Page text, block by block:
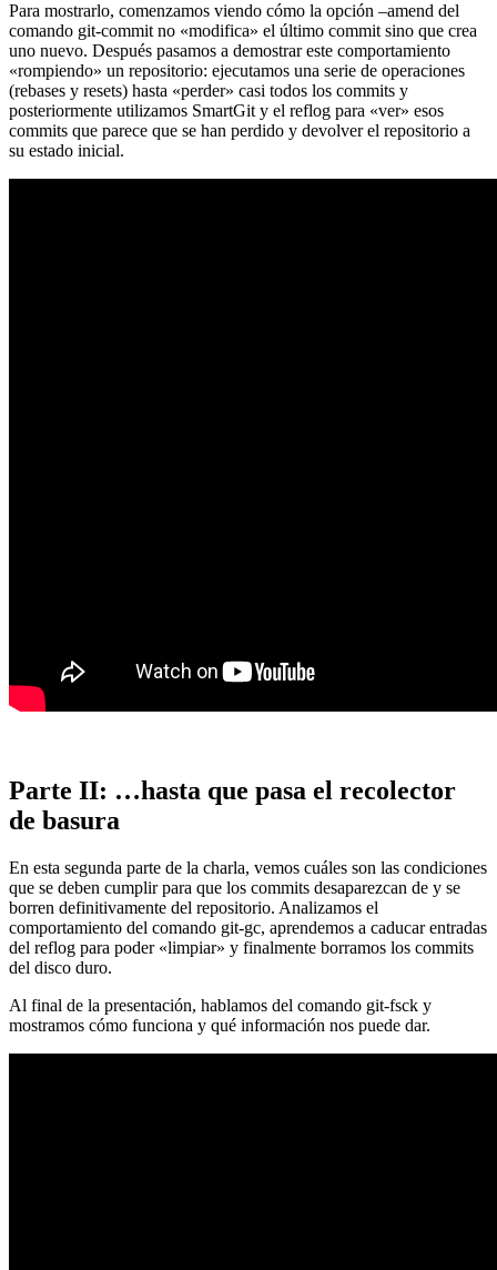
Para mostrarlo, comenzamos viendo cómo la opción –amend del
comando git-commit no «modifica» el último commit sino que crea
uno nuevo. Después pasamos a demostrar este comportamiento
«rompiendo» un repositorio: ejecutamos una serie de operaciones
(rebases y resets) hasta «perder» casi todos los commits y
posteriormente utilizamos SmartGit y el reflog para «ver» esos
commits que parece que se han perdido y devolver el repositorio a
su estado inicial.
Parte II: …hasta que pasa el recolector
de basura
En esta segunda parte de la charla, vemos cuáles son las condiciones
que se deben cumplir para que los commits desaparezcan de y se
borren definitivamente del repositorio. Analizamos el
comportamiento del comando git-gc, aprendemos a caducar entradas
del reflog para poder «limpiar» y finalmente borramos los commits
del disco duro.
Al final de la presentación, hablamos del comando git-fsck y
mostramos cómo funciona y qué información nos puede dar.